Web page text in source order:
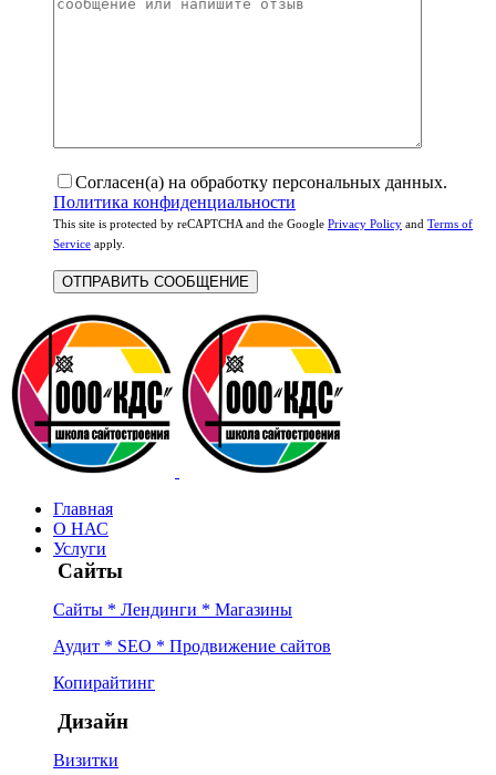
Согласен(а) на обработку персональных данных.
Политика конфиденциальности
This site is protected by reCAPTCHA and the Google Privacy Policy and Terms of
Service apply.
Главная
О НАС
Услуги
Сайты
Сайты * Лендинги * Магазины
Аудит * SEO * Продвижение сайтов
Копирайтинг
Дизайн
Визитки